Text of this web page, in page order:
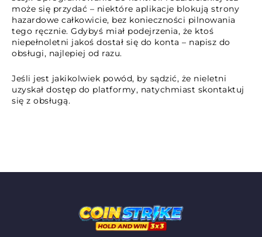
może się przydać – niektóre aplikacje blokują strony
hazardowe całkowicie, bez konieczności pilnowania
tego ręcznie. Gdybyś miał podejrzenia, że ktoś
niepełnoletni jakoś dostał się do konta – napisz do
obsługi, najlepiej od razu.
Jeśli jest jakikolwiek powód, by sądzić, że nieletni
uzyskał dostęp do platformy, natychmiast skontaktuj
się z obsługą.